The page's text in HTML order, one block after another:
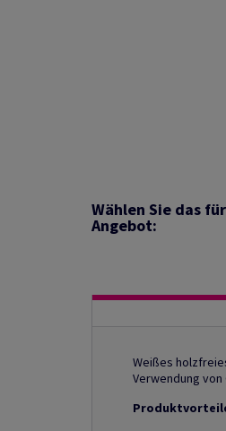
Wählen Sie das
Angebot:
Weißes
Verwendung